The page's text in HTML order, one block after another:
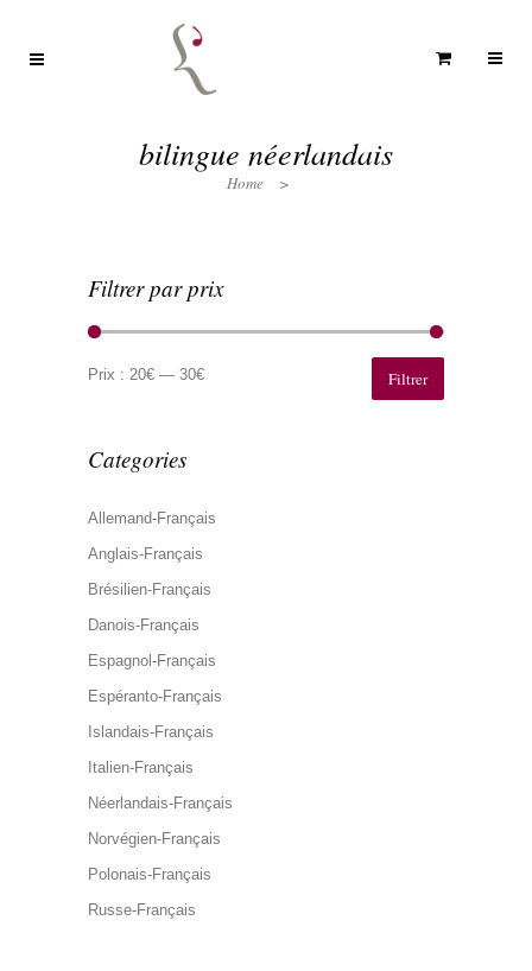
bilingue néerlandais
Home >
Filtrer par prix
min
max
Filtrer
Prix : 20€ — 30€
Categories
Allemand-Français
Anglais-Français
Brésilien-Français
Danois-Français
Espagnol-Français
Espéranto-Français
Islandais-Français
Italien-Français
Néerlandais-Français
Norvégien-Français
Polonais-Français
Russe-Français